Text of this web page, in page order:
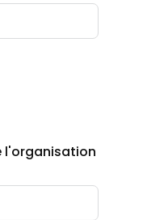
l'organisation